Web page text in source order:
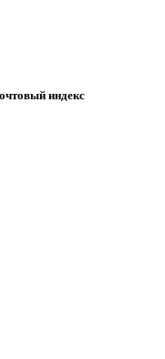
индекс